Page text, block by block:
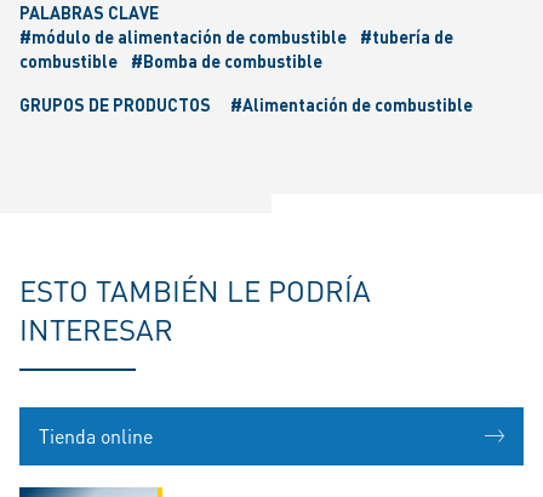
PALABRAS CLAVE
#módulo de alimentación de combustible
#tubería de
combustible
#Bomba de combustible
GRUPOS DE PRODUCTOS
#Alimentación de combustible
ESTO TAMBIÉN LE PODRÍA
INTERESAR
Tienda online